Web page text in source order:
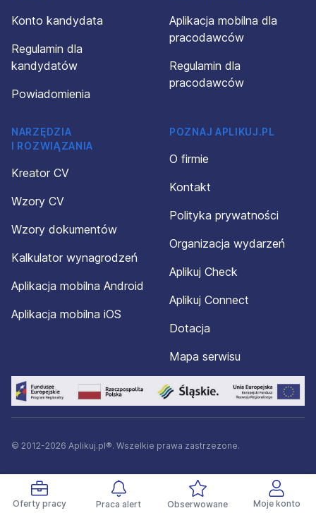
Oferty pracy Praca alert Obserwowane Moje konto
Konto kandydata
Regulamin dla
kandydatów
Powiadomienia
Aplikacja mobilna dla
pracodawców
Regulamin dla
pracodawców
NARZĘDZIA
I ROZWIĄZANIA
Kreator CV
Wzory CV
Wzory dokumentów
Kalkulator wynagrodzeń
Aplikacja mobilna Android
Aplikacja mobilna iOS
POZNAJ APLIKUJ.PL
O firmie
Kontakt
Polityka prywatności
Organizacja wydarzeń
Aplikuj Check
Aplikuj Connect
Dotacja
Mapa serwisu
© 2012-2026 Aplikuj.pl®. Wszelkie prawa zastrzeżone.